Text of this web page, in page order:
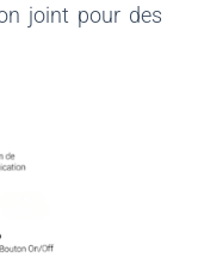
joint pour des